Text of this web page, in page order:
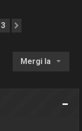
3
Mergi la